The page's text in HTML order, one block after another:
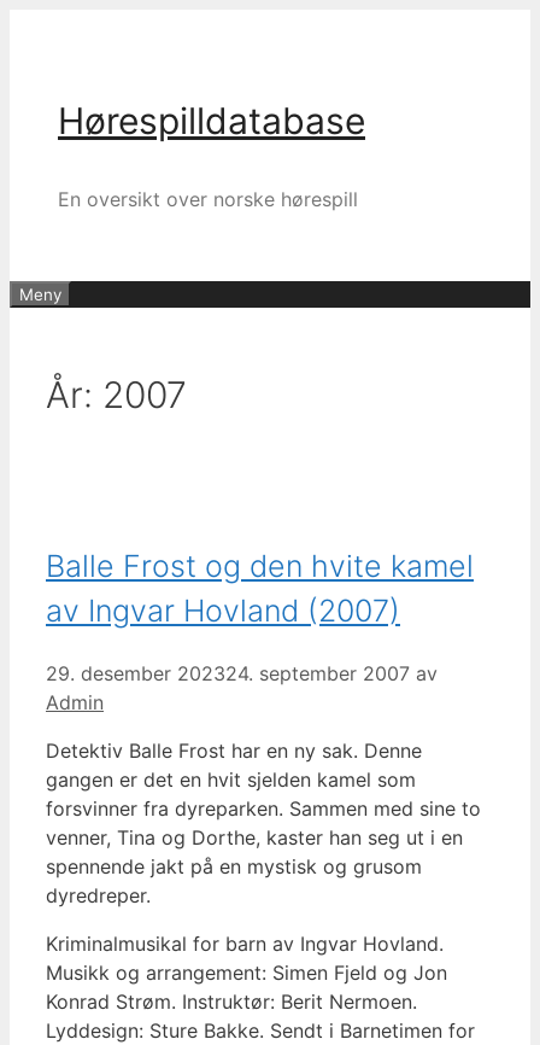
Hørespilldatabase
En oversikt over norske hørespill
Meny
År: 2007
Balle Frost og den hvite kamel
av Ingvar Hovland (2007)
29. desember 202324. september 2007 av
Admin
Detektiv Balle Frost har en ny sak. Denne
gangen er det en hvit sjelden kamel som
forsvinner fra dyreparken. Sammen med sine to
venner, Tina og Dorthe, kaster han seg ut i en
spennende jakt på en mystisk og grusom
dyredreper.
Kriminalmusikal for barn av Ingvar Hovland.
Musikk og arrangement: Simen Fjeld og Jon
Konrad Strøm. Instruktør: Berit Nermoen.
Lyddesign: Sture Bakke. Sendt i Barnetimen for